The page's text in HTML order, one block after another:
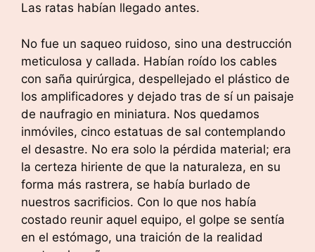
Las ratas habían llegado antes.
No fue un saqueo ruidoso, sino una destrucción
meticulosa y callada. Habían roído los cables
con saña quirúrgica, despellejado el plástico de
los amplificadores y dejado tras de sí un paisaje
de naufragio en miniatura. Nos quedamos
inmóviles, cinco estatuas de sal contemplando
el desastre. No era solo la pérdida material; era
la certeza hiriente de que la naturaleza, en su
forma más rastrera, se había burlado de
nuestros sacrificios. Con lo que nos había
costado reunir aquel equipo, el golpe se sentía
en el estómago, una traición de la realidad